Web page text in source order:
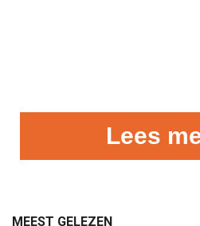
Lees
MEEST GELEZEN